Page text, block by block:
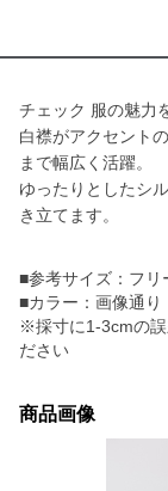
チェック 服の魅力
白襟がアクセント
まで幅広く活躍。
ゆったりとしたシ
き立てます。
■参考サイズ：フリ
■カラー：画像通り
※採寸に1-3cmの誤
ださい
商品画像